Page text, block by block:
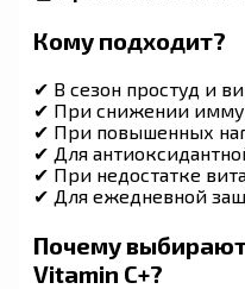
Кому подходит?
✔ В сезон простуд и
✔ При снижении
✔ При повышенных
✔ Для
✔ При недостатке
✔ Для ежедневной
Почему
Vitamin C+?